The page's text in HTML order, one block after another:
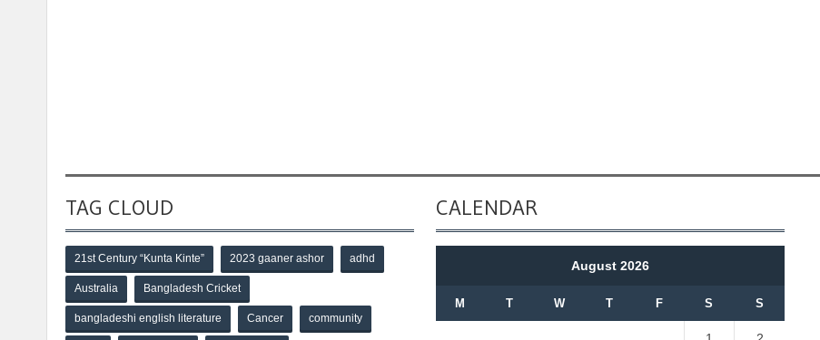
TAG CLOUD
21st Century “Kunta Kinte” 2023 gaaner ashor adhd
Australia Bangladesh Cricket
bangladeshi english literature Cancer community
CALENDAR
August 2026
M T W T F S S